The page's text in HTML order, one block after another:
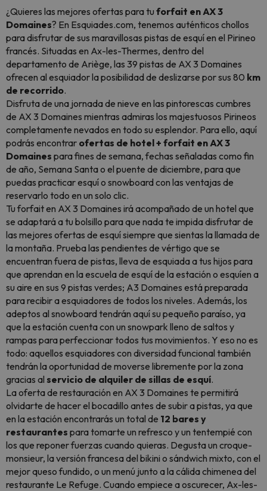
¿Quieres las mejores ofertas para tu forfait en AX 3
Domaines? En Esquiades.com, tenemos auténticos chollos
para disfrutar de sus maravillosas pistas de esquí en el Pirineo
francés. Situadas en Ax-les-Thermes, dentro del
departamento de Ariège, las 39 pistas de AX 3 Domaines
ofrecen al esquiador la posibilidad de deslizarse por sus 80 km
de recorrido.
Disfruta de una jornada de nieve en las pintorescas cumbres
de AX 3 Domaines mientras admiras los majestuosos Pirineos
completamente nevados en todo su esplendor. Para ello, aquí
podrás encontrar ofertas de hotel + forfait en AX 3
Domaines para fines de semana, fechas señaladas como fin
de año, Semana Santa o el puente de diciembre, para que
puedas practicar esquí o snowboard con las ventajas de
reservarlo todo en un solo clic.
Tu forfait en AX 3 Domaines irá acompañado de un hotel que
se adaptará a tu bolsillo para que nada te impida disfrutar de
las mejores ofertas de esquí siempre que sientas la llamada de
la montaña. Prueba las pendientes de vértigo que se
encuentran fuera de pistas, lleva de esquiada a tus hijos para
que aprendan en la escuela de esquí de la estación o esquíen a
su aire en sus 9 pistas verdes; A3 Domaines está preparada
para recibir a esquiadores de todos los niveles. Además, los
adeptos al snowboard tendrán aquí su pequeño paraíso, ya
que la estación cuenta con un snowpark lleno de saltos y
rampas para perfeccionar todos tus movimientos. Y eso no es
todo: aquellos esquiadores con diversidad funcional también
tendrán la oportunidad de moverse libremente por la zona
gracias al servicio de alquiler de sillas de esquí.
La oferta de restauración en AX 3 Domaines te permitirá
olvidarte de hacer el bocadillo antes de subir a pistas, ya que
en la estación encontrarás un total de 12 bares y
restaurantes para tomarte un refresco y un tentempié con
los que reponer fuerzas cuando quieras. Degusta un croque-
monsieur, la versión francesa del bikini o sándwich mixto, con el
mejor queso fundido, o un menú junto a la cálida chimenea del
restaurante Le Refuge. Cuando empiece a oscurecer, Ax-les-